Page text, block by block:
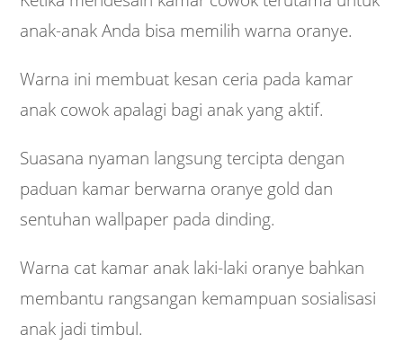
anak-anak Anda bisa memilih warna oranye.
Warna ini membuat kesan ceria pada kamar
anak cowok apalagi bagi anak yang aktif.
Suasana nyaman langsung tercipta dengan
paduan kamar berwarna oranye gold dan
sentuhan wallpaper pada dinding.
Warna cat kamar anak laki-laki oranye bahkan
membantu rangsangan kemampuan sosialisasi
anak jadi timbul.